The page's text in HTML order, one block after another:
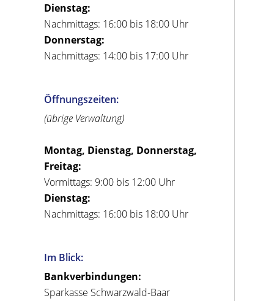
Dienstag:
Nachmittags: 16:00 bis 18:00 Uhr
Donnerstag:
Nachmittags: 14:00 bis 17:00 Uhr
Öffnungszeiten:
(übrige Verwaltung)
Montag, Dienstag, Donnerstag,
Freitag:
Vormittags: 9:00 bis 12:00 Uhr
Dienstag:
Nachmittags: 16:00 bis 18:00 Uhr
Im Blick:
Bankverbindungen:
Sparkasse Schwarzwald-Baar